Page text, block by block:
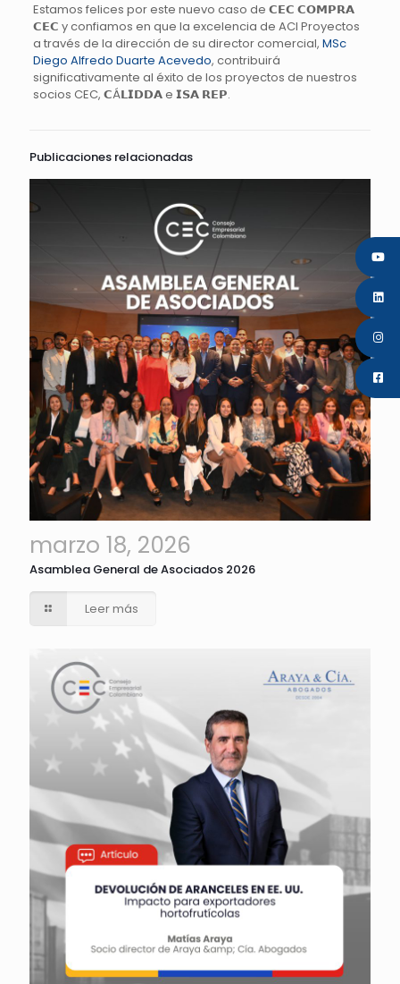
Estamos felices por este nuevo caso de 𝗖𝗘𝗖 𝗖𝗢𝗠𝗣𝗥𝗔
𝗖𝗘𝗖 y confiamos en que la excelencia de ACI Proyectos
a través de la dirección de su director comercial, MSc
Diego Alfredo Duarte Acevedo, contribuirá
significativamente al éxito de los proyectos de nuestros
socios CEC, 𝗖Á𝗟𝗜𝗗𝗗𝗔 e 𝗜𝗦𝗔 𝗥𝗘𝗣.
Publicaciones relacionadas
marzo 18, 2026
Asamblea General de Asociados 2026
Leer más